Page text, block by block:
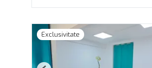
Exclusivitate